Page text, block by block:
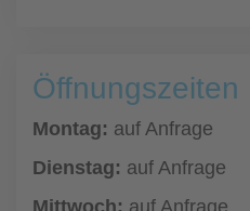
Öffnungszeiten
Montag: auf Anfrage
Dienstag: auf Anfrage
Mittwoch: auf Anfrage